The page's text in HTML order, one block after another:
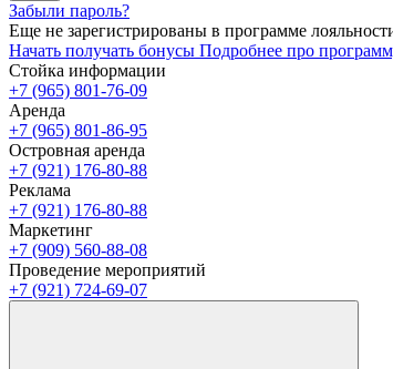
Забыли пароль?
Еще не зарегистрированы в программе
Начать получать бонусы Подробнее про
Стойка информации
+7 (965) 801-76-09
Аренда
+7 (965) 801-86-95
Островная аренда
+7 (921) 176-80-88
Реклама
+7 (921) 176-80-88
Маркетинг
+7 (909) 560-88-08
Проведение мероприятий
+7 (921) 724-69-07